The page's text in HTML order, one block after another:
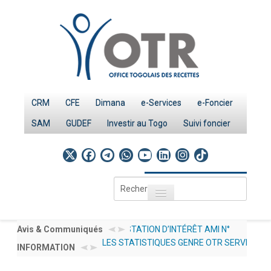
CRM CFE Dimana e-Services e-Foncier
SAM GUDEF Investir au Togo Suivi foncier
Rechercher
Toggle navigation
Page d'Accueil
Avis & Communiqués
AVIS À MANIFESTATION D’INTÉRÊT AMI N°
001/2026/OTR/CG/PRMP/CGMaP POUR LE RECRUTEMENT 012/
INFORMATION
LES STATISTIQUES GENRE OTR SERVICES